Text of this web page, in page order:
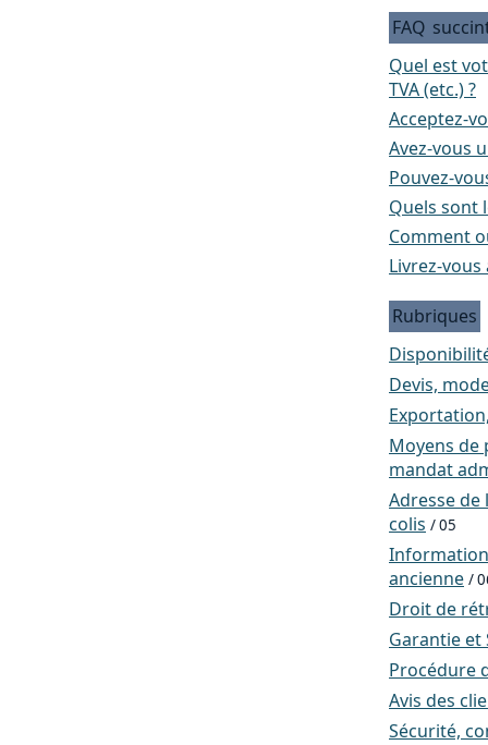
FAQ
Quel est
TVA (etc.) ?
Acceptez-
Avez-vous
Pouvez-
Quels sont
Comment
Livrez-vous
Rubriques
Devis,
Moyens de
mandat
Adresse
colis / 05
ancienne /
Droit de
Garantie et
Procédure
Avis des
Sécurité,